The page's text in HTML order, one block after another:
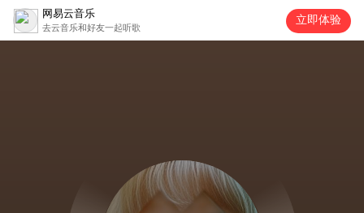
网易云音乐
去云音乐和好友一起听歌
立即体验